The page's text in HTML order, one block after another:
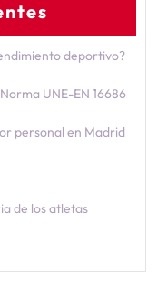
deportivo?
UNE-EN 16686
personal en Madrid
de los atletas